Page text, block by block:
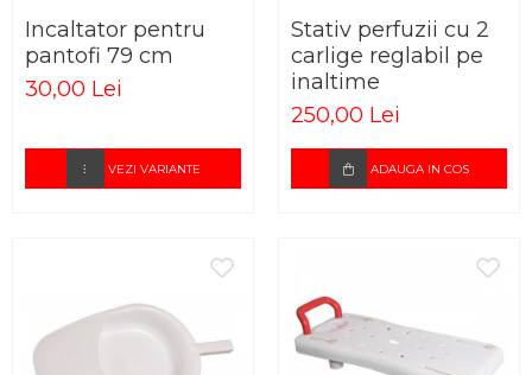
SUPERIOR
ORTEZE PENTRU MEMBRUL
INFERIOR
ORTEZE PENTRU COLOANA
ORTEZE FACIALE
PROTEZA EXTERNA DE SAN
SUSTINATORI PLANTARI
PRODUSE ABENA
SALTELE ANTIESCARE
SCAUNE DE TOALETA
STETOSCOAPE LITTMANN
TENSIOMETRE
TERMOMETRE
Incaltator pentru
pantofi 79 cm
30,00 Lei
VEZI VARIANTE
Stativ perfuzii cu 2
carlige reglabil pe
inaltime
250,00 Lei
ADAUGA IN COS